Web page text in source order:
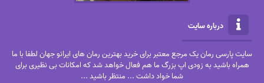
درباره سایت
سایت پارسی رمان یک مرجع معتبر برای خرید بهترین رمان های ایرانو جهان لطفا با ما
همراه باشید به زودی اپ بزرگ ما هم فعال خواهد شد که امکانات بی نظیری برای
شما خواد داشت ... منتظر باشید ...